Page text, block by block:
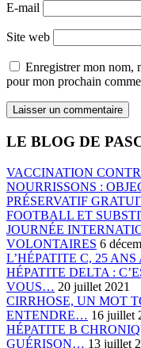
E-mail
Site web
Enregistrer mon nom,
pour mon prochain
LE BLOG DE
VACCINATION
NOURRISSONS :
PRÉSERVATIF
FOOTBALL ET
JOURNÉE
VOLONTAIRES 6
L’HÉPATITE C, 25
HÉPATITE DELTA :
VOUS… 20 juillet 2021
CIRRHOSE, UN MOT
ENTENDRE… 16 juillet
HÉPATITE B
GUÉRISON… 13 juillet